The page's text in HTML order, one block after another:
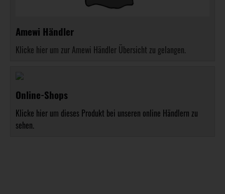
Amewi Händler
Klicke hier um zur Amewi Händler Übersicht zu gelangen.
Online-Shops
Klicke hier um dieses Produkt bei unseren online Händlern zu
sehen.